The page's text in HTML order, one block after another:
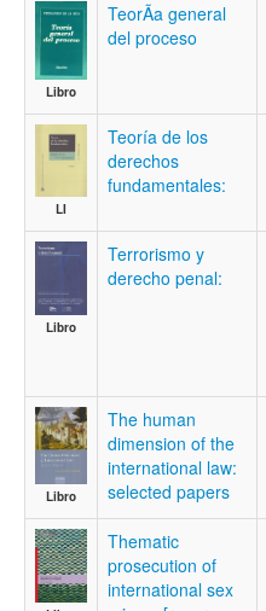
Libro
TeorÃ­a general
del proceso
LI
Teoría de los
derechos
fundamentales:
Libro
Terrorismo y
derecho penal:
Libro
The human
dimension of the
international law:
selected papers
Thematic
prosecution of
international sex